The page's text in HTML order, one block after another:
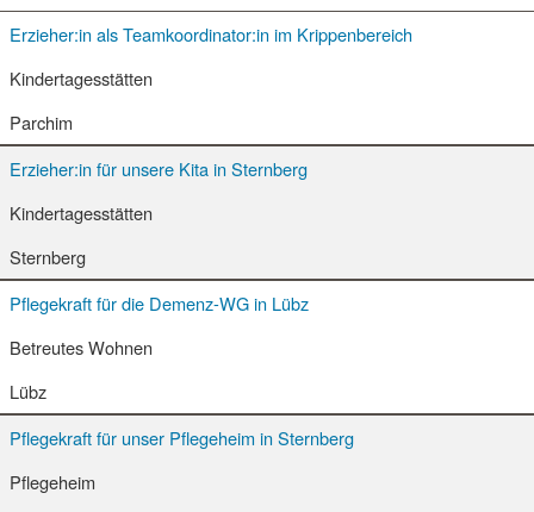
Erzieher:in als Teamkoordinator:in im Krippenbereich
Kindertagesstätten
Parchim
Erzieher:in für unsere Kita in Sternberg
Kindertagesstätten
Sternberg
Pflegekraft für die Demenz-WG in Lübz
Betreutes Wohnen
Lübz
Pflegekraft für unser Pflegeheim in Sternberg
Pflegeheim